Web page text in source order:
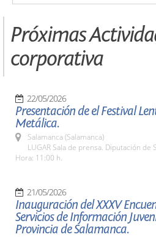
Próximas
corporativa
22/05/2026
Presentación de el Festival
Metálica.
Salamanca (Salamanca)
LUGAR Sala de prensa. Diputación de
Hora: 11:00 h.
21/05/2026
Inauguración del XXXV
Servicios de Información
Provincia de Salamanca.